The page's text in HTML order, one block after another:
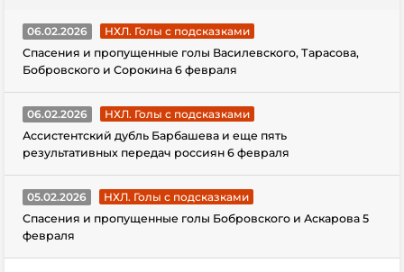
06.02.2026
НХЛ. Голы с подсказками
Спасения и пропущенные голы Василевского, Тарасова,
Бобровского и Сорокина 6 февраля
06.02.2026
НХЛ. Голы с подсказками
Ассистентский дубль Барбашева и еще пять
результативных передач россиян 6 февраля
05.02.2026
НХЛ. Голы с подсказками
Спасения и пропущенные голы Бобровского и Аскарова 5
февраля